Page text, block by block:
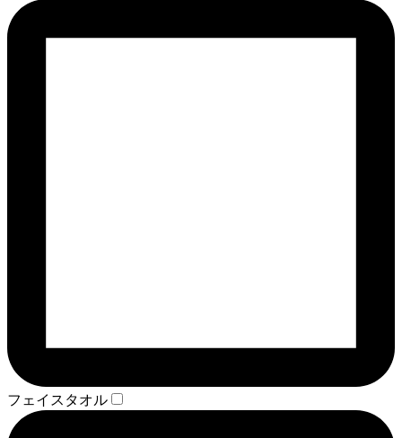
フェイスタオル